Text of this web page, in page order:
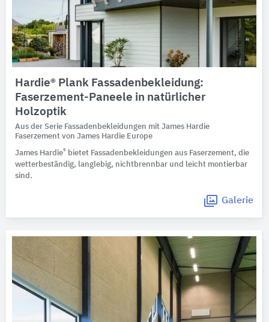
Hardie® Plank Fassadenbekleidung:
Faserzement-Paneele in natürlicher
Holzoptik
Aus der Serie Fassadenbekleidungen mit James Hardie
Faserzement von James Hardie Europe
James Hardie® bietet Fassadenbekleidungen aus Faserzement, die
wetterbeständig, langlebig, nichtbrennbar und leicht montierbar
sind.
Galerie